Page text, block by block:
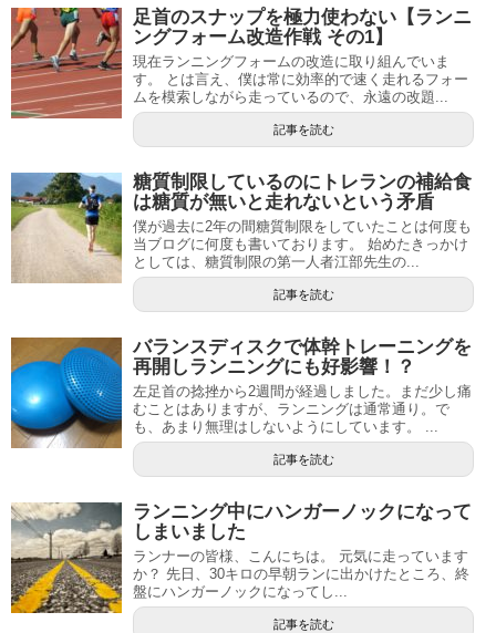
足首のスナップを極力使わない【ランニ
ングフォーム改造作戦 その1】
現在ランニングフォームの改造に取り組んでいま
す。 とは言え、僕は常に効率的で速く走れるフォー
ムを模索しながら走っているので、永遠の改題...
記事を読む
糖質制限しているのにトレランの補給食
は糖質が無いと走れないという矛盾
僕が過去に2年の間糖質制限をしていたことは何度も
当ブログに何度も書いております。 始めたきっかけ
としては、糖質制限の第一人者江部先生の...
記事を読む
バランスディスクで体幹トレーニングを
再開しランニングにも好影響！？
左足首の捻挫から2週間が経過しました。まだ少し痛
むことはありますが、ランニングは通常通り。で
も、あまり無理はしないようにしています。 ...
記事を読む
ランニング中にハンガーノックになって
しまいました
ランナーの皆様、こんにちは。 元気に走っています
か？ 先日、30キロの早朝ランに出かけたところ、終
盤にハンガーノックになってし...
記事を読む